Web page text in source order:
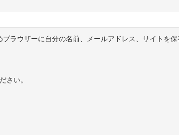
ラウザーに自分の名前、メールアドレス、サイトを保
さい。